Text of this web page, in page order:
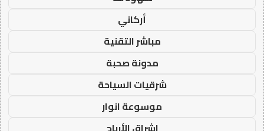
أركاني
مباشر التقنية
مدونة صحبة
شرقيات السياحة
موسوعة انوار